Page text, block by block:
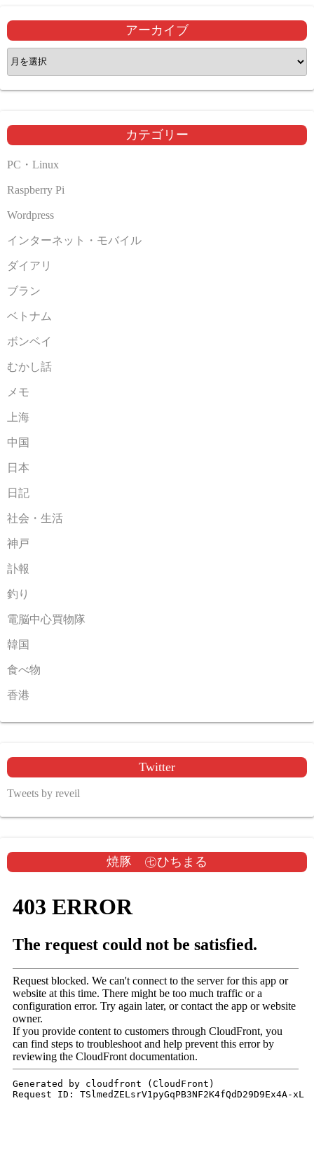
アーカイブ
ア
ー
カ
ブ
カテゴリー
PC・Linux
Raspberry Pi
Wordpress
インターネット・モバイル
ダイアリ
ブラン
ベトナム
ボンベイ
むかし話
メモ
上海
中国
日本
日記
社会・生活
神戸
訃報
釣り
電脳中心買物隊
韓国
食べ物
香港
Twitter
Tweets by reveil
焼豚 ㊆ひちまる